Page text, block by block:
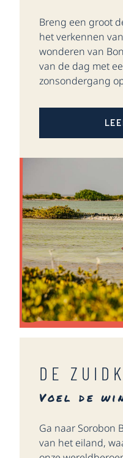
Breng een groot
het verkennen
wonderen van
van de dag met
zonsondergang
DE
Voel de
Ga naar Sorobon
van het eiland,